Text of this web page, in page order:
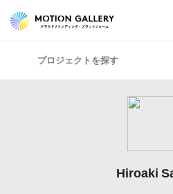
プロジェクトを探す
Hiroaki